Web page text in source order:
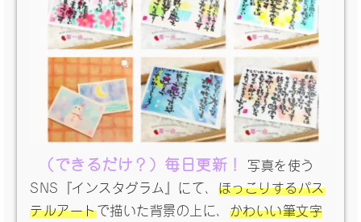
（できるだけ？）毎日更新！
写真を使う
SNS『インスタグラム』にて、 ほっこりするパス
テルアートで描いた背景の上に、 かわいい筆文字